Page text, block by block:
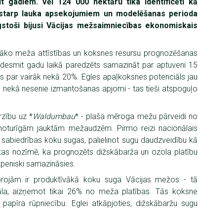
lauka apsekojumiem un modelēšanas perioda
bijusi Vācijas mežsaimniecības ekonomiskais
meža attīstības un koksnes resursu prognozēšanas
gadu laikā paredzēts samazināt par aptuveni 15
vairāk nekā 20%. Egles apaļkoksnes potenciāls jau
nesenie izmantošanas apjomi - tas tieši atspoguļo
uz *Waldumbau* - plaša mēroga mežu pārveidi no
jauktām mežaudzēm. Pirmo reizi nacionālais
koku sugas, palielinot sugu daudzveidību kā
nozīmē, ka prognozēts dižskābarža un ozola platību
samazināsies.
ir produktīvākā koku suga Vācijas mežos - tā
aizņemot tikai 26% no meža platības. Tās koksne
rūpniecību. Eglei atkāpjoties, dižskābaržu sugu